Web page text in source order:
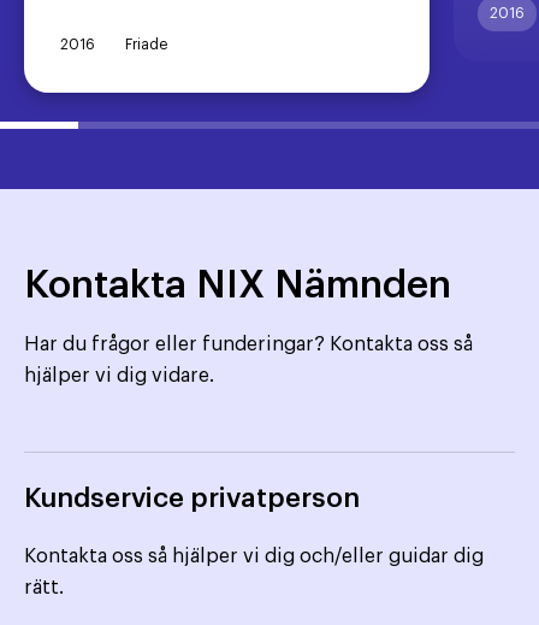
2016 Friade
2016
Kontakta NIX Nämnden
Har du frågor eller funderingar? Kontakta oss så
hjälper vi dig vidare.
Kundservice privatperson
Kontakta oss så hjälper vi dig och/eller guidar dig
rätt.